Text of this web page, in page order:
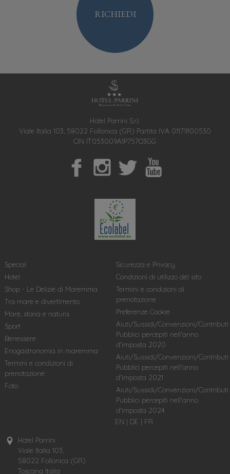
Hotel Parrini S.r.l.
Viale Italia 103, 58022 Follonica (GR) Partita IVA 01179100530
CIN IT053009A1P757O3GG
Special
Hotel
Shop - Le Delizie di Maremma
Tra mare e divertimento
Mare, storia e natura
Sport
Benessere
Enogastronomia in maremma
Termini e condizioni di
prenotazione
Foto
Sicurezza e Privacy
Condizioni di utilizzo del sito
Termini e condizioni di
prenotazione
Preferenze Cookie
Aiuti/Sussidi/Convenzioni/Contributi
Pubblici percepiti nell'anno
d'imposta 2020
Aiuti/Sussidi/Convenzioni/Contributi
Pubblici percepiti nell'anno
d'imposta 2021
Aiuti/Sussidi/Convenzioni/Contributi
Pubblici percepiti nell'anno
d'imposta 2024
EN | DE | FR
Hotel Parrini
Viale Italia 103,
58022 Follonica (GR)
Toscana Italia